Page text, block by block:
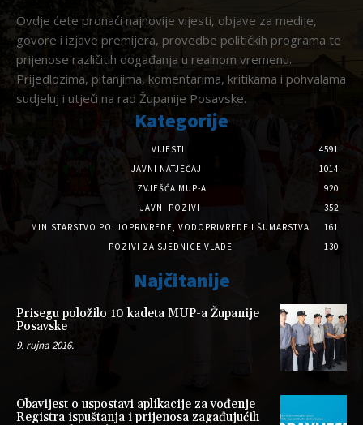
Ovdje ćete pronaći najnovije vijesti, objave za medije,
govore i izjave premijera, provedbe političkih programa te
prijenose različitih događanja u realnom vremenu.
Prijedlozima, pitanjima, komentarima, kritikama i pohvalama
sudjeluj i utječi na rad Županije Posavske.
Kategorije
VIJESTI
4591
JAVNI NATJEČAJI
1014
IZVJEŠĆA MUP-A
920
JAVNI POZIVI
352
MINISTARSTVO POLJOPRIVREDE, VODOPRIVREDE I ŠUMARSTVA
161
POZIVI ZA SJEDNICE VLADE
130
Najčitanije
Prisegu položilo 10 kadeta MUP-a Županije
Posavske
9. rujna 2016.
Obavijest o uspostavi aplikacije za vođenje
Registra ispuštanja i prijenosa zagađujućih